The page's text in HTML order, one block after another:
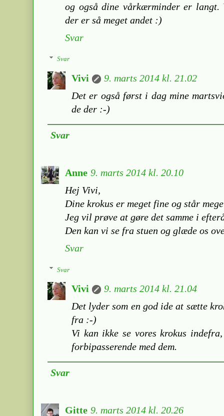
og også dine vårkærminder er
der er så meget andet :)
Svar
Svar
Vivi
9. marts 2014 kl. 21.02
Det er også først i dag mine
de der :-)
Svar
Anne 9. marts 2014 kl. 20.10
Hej Vivi,
Dine krokus er meget fine og står
Jeg vil prøve at gøre det samme i
Den kan vi se fra stuen og glæde os
Svar
Svar
Vivi
9. marts 2014 kl. 21.04
Det lyder som en god ide at sætte
fra :-)
Vi kan ikke se vores krokus
forbipasserende med dem.
Svar
Gitte 9. marts 2014 kl. 20.26